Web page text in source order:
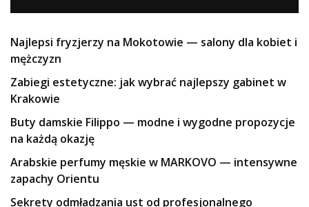
Najlepsi fryzjerzy na Mokotowie — salony dla kobiet i
mężczyzn
Zabiegi estetyczne: jak wybrać najlepszy gabinet w
Krakowie
Buty damskie Filippo — modne i wygodne propozycje
na każdą okazję
Arabskie perfumy męskie w MARKOVO — intensywne
zapachy Orientu
Sekrety odmładzania ust od profesjonalnego